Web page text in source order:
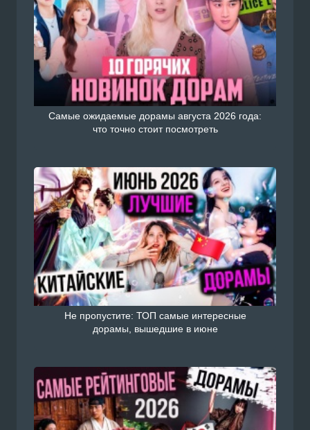
Самые ожидаемые дорамы августа 2026 года:
что точно стоит посмотреть
Не пропустите: ТОП самые интересные
дорамы, вышедшие в июне